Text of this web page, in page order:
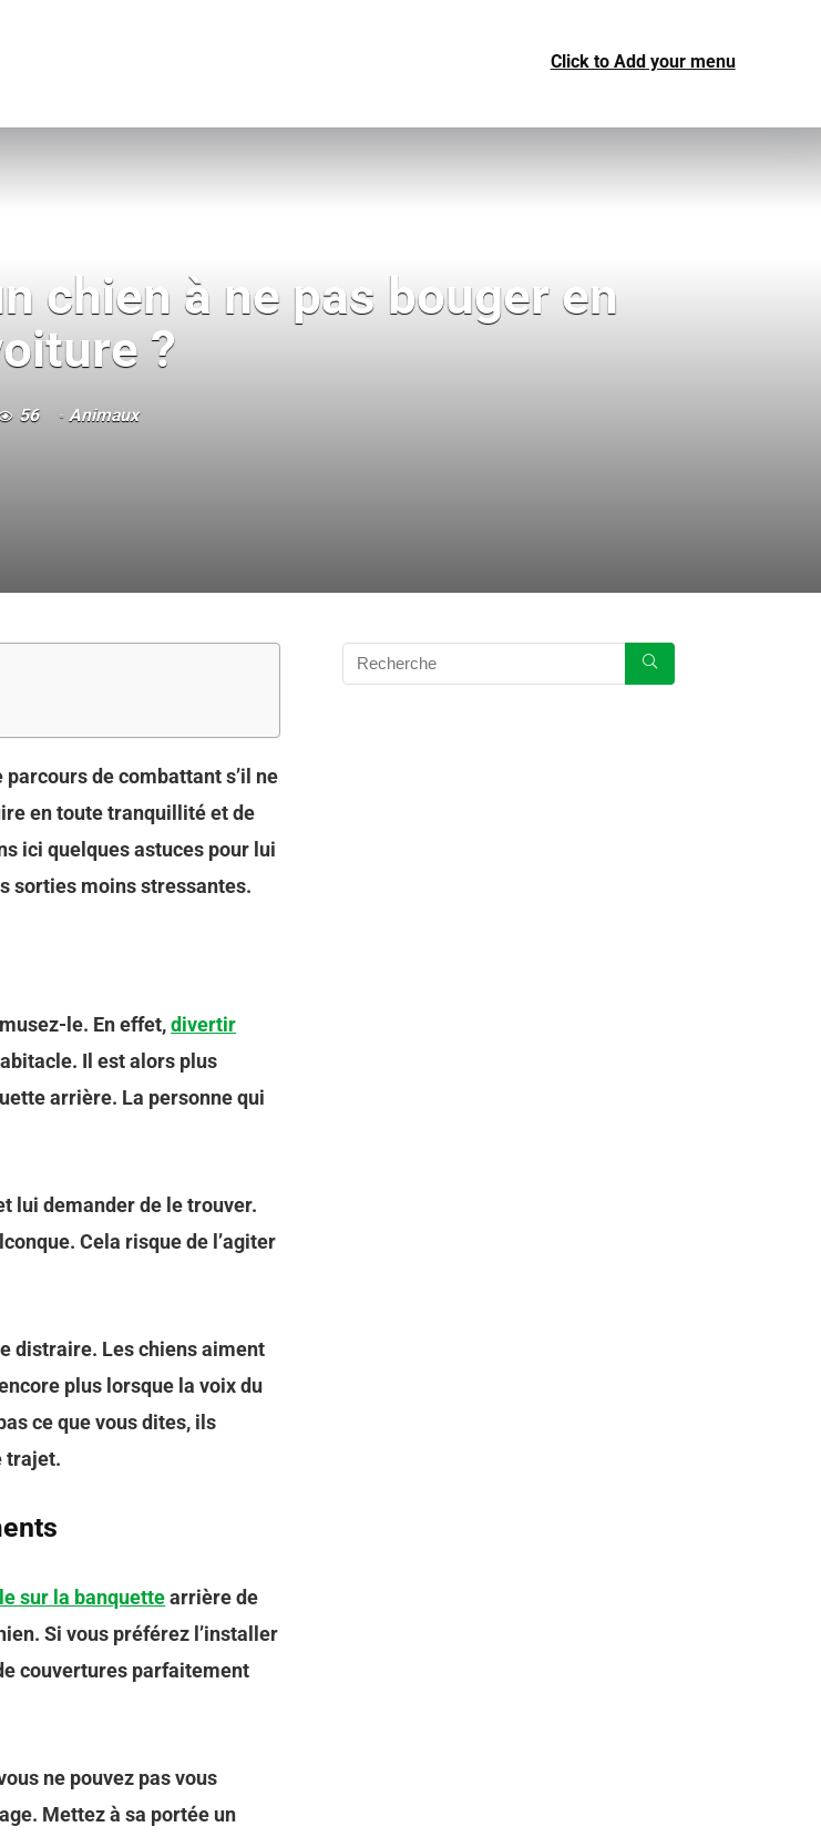
Click to Add your menu
chien à ne pas bouger en
?
56 Animaux
de combattant s’il ne
en toute tranquillité et de
ici quelques astuces pour lui
sorties moins stressantes.
le. En effet,divertir
Il est alors plus
arrière. La personne qui
lui demander de le trouver.
Cela risque de l’agiter
distraire. Les chiens aiment
plus lorsque la voix du
ce que vous dites, ils
trajet.
sur la banquettearrière de
Si vous préférez l’installer
couvertures parfaitement
ne pouvez pas vous
Mettez à sa portée un